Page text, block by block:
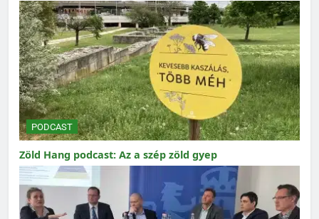
PODCAST
Zöld Hang podcast: Az a szép zöld gyep